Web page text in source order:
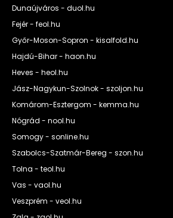
Dunaújváros - duol.hu
Fejér - feol.hu
Győr-Moson-Sopron - kisalfold.hu
Hajdú-Bihar - haon.hu
Heves - heol.hu
Jász-Nagykun-Szolnok - szoljon.hu
Komárom-Esztergom - kemma.hu
Nógrád - nool.hu
Somogy - sonline.hu
Szabolcs-Szatmár-Bereg - szon.hu
Tolna - teol.hu
Vas - vaol.hu
Veszprém - veol.hu